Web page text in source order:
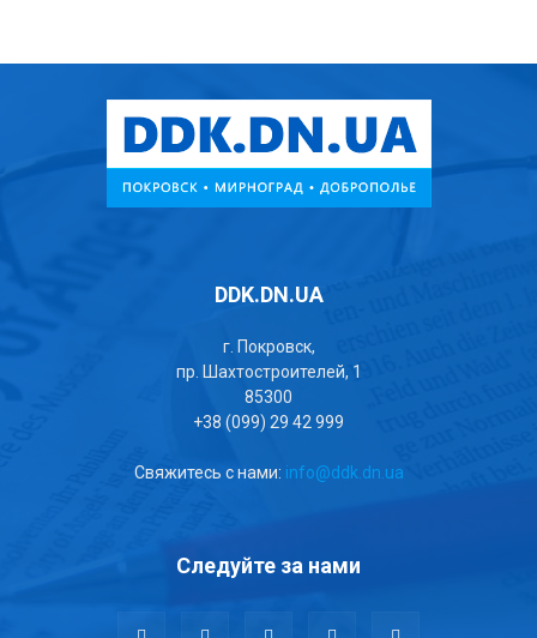
DDK.DN.UA
г. Покровск,
пр. Шахтостроителей, 1
85300
+38 (099) 29 42 999
Свяжитесь с нами: info@ddk.dn.ua
Следуйте за нами